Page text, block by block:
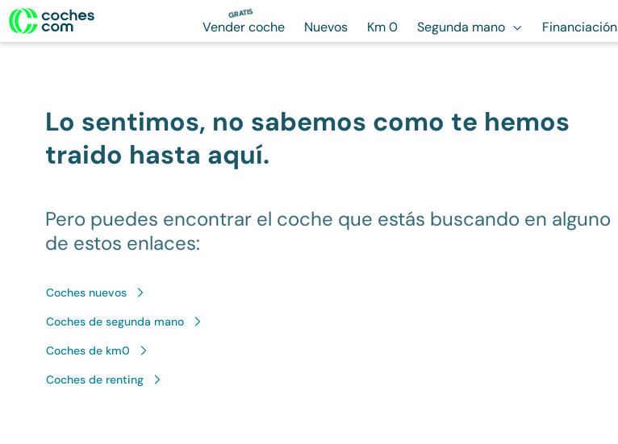
GRATIS
Vender coche Nuevos Km 0 Segunda mano Financiación
Lo sentimos, no sabemos como te hemos
traido hasta aquí.
Pero puedes encontrar el coche que estás buscando en alguno
de estos enlaces:
Coches nuevos
Coches de segunda mano
Coches de km0
Coches de renting